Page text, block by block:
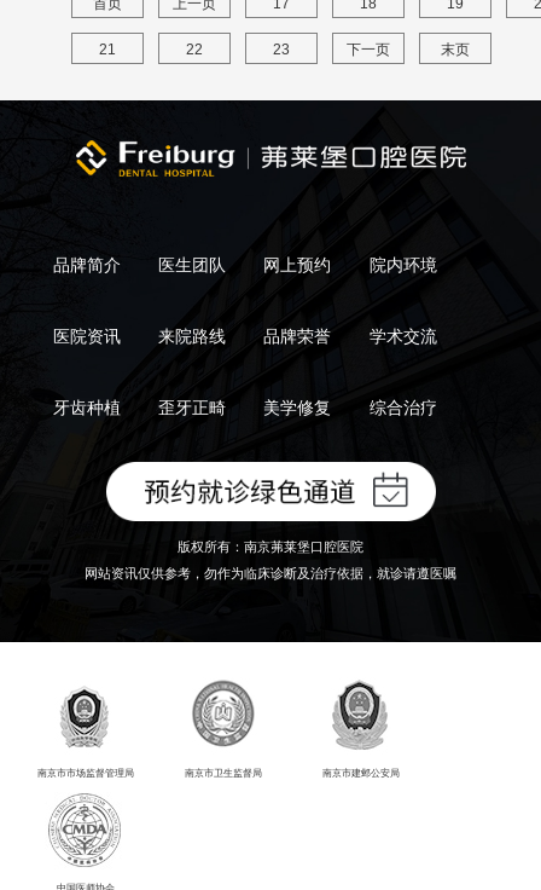
首页 上一页 17 18 19
21 22 23 下一页 末页
品牌简介 医生团队 网上预约 院内环境
医院资讯 来院路线 品牌荣誉 学术交流
牙齿种植 歪牙正畸 美学修复 综合治疗
版权所有：南京茀莱堡口腔医院
网站资讯仅供参考，勿作为临床诊断及治疗依据，就诊请遵医嘱
南京市市场监督管理局 南京市卫生监督局 南京市建邺公安局
中国医师协会